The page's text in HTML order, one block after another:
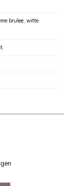
brulee, witte